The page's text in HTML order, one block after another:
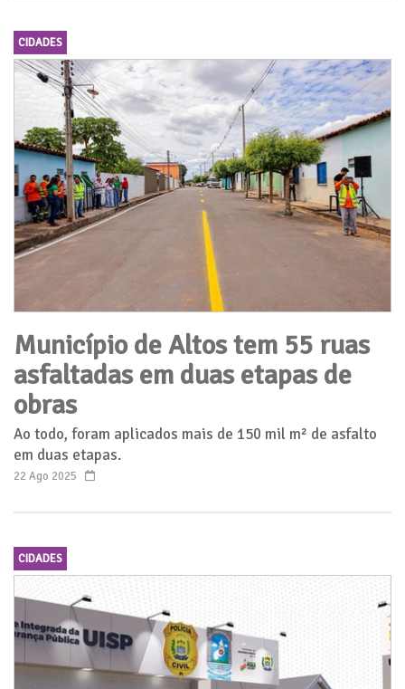
CIDADES
Município de Altos tem 55 ruas
asfaltadas em duas etapas de
obras
Ao todo, foram aplicados mais de 150 mil m² de asfalto
em duas etapas.
22 Ago 2025
CIDADES